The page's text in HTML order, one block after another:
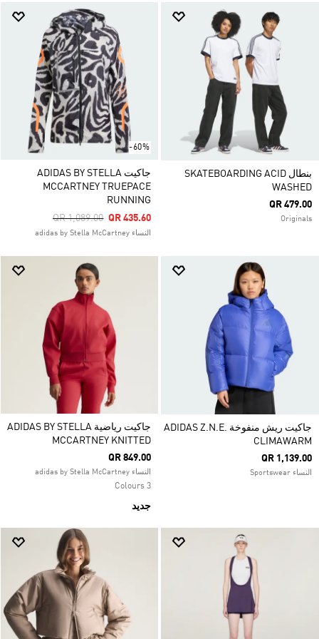
بنطال SKATEBOARDING ACID
WASHED
QR 479.00
Originals
-60%
جاكيت ADIDAS BY STELLA
MCCARTNEY TRUEPACE
RUNNING
Price Reduced From
QR 1,089.00ToQR 435.60
النساء adidas by Stella McCartney
جاكيت ريش منفوخة ADIDAS Z.N.E.
CLIMAWARM
QR 1,139.00
النساء Sportswear
جاكيت رياضية ADIDAS BY STELLA
MCCARTNEY KNITTED
QR 849.00
النساء adidas by Stella McCartney
3 Colours
جديد